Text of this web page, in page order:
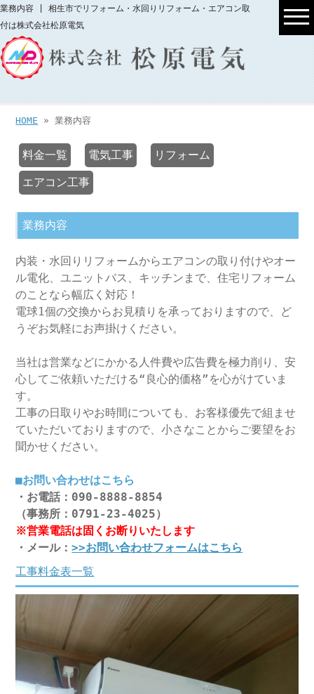
業務内容 | 相生市でリフォーム・水回りリフォーム・エアコン取
付は株式会社松原電気
HOME » 業務内容
料金一覧 電気工事 リフォーム
エアコン工事
業務内容
内装・水回りリフォームからエアコンの取り付けやオー
ル電化、ユニットバス、キッチンまで、住宅リフォーム
のことなら幅広く対応！
電球1個の交換からお見積りを承っておりますので、ど
うぞお気軽にお声掛けください。
当社は営業などにかかる人件費や広告費を極力削り、安
心してご依頼いただける“良心的価格”を心がけていま
す。
工事の日取りやお時間についても、お客様優先で組ませ
ていただいておりますので、小さなことからご要望をお
聞かせください。
■お問い合わせはこちら
・お電話：090-8888-8854
（事務所：0791-23-4025）
※営業電話は固くお断りいたします
・メール：>>お問い合わせフォームはこちら
工事料金表一覧